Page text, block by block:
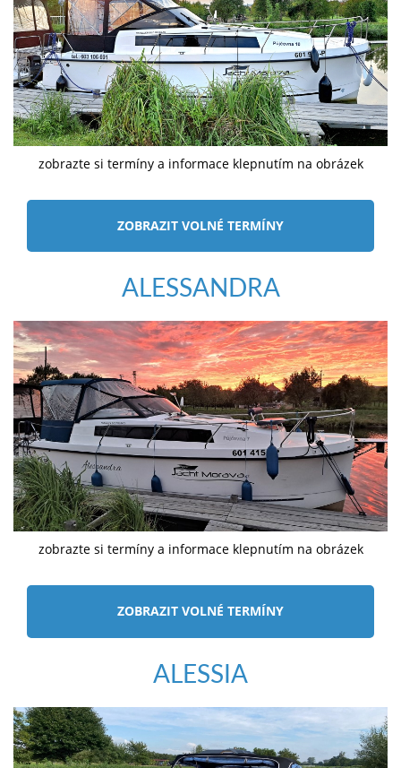
zobrazte si termíny a informace klepnutím na obrázek
ZOBRAZIT VOLNÉ TERMÍNY
ALESSANDRA
zobrazte si termíny a informace klepnutím na obrázek
ZOBRAZIT VOLNÉ TERMÍNY
ALESSIA